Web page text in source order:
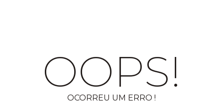
OOPS!
OCORREU UM ERRO !